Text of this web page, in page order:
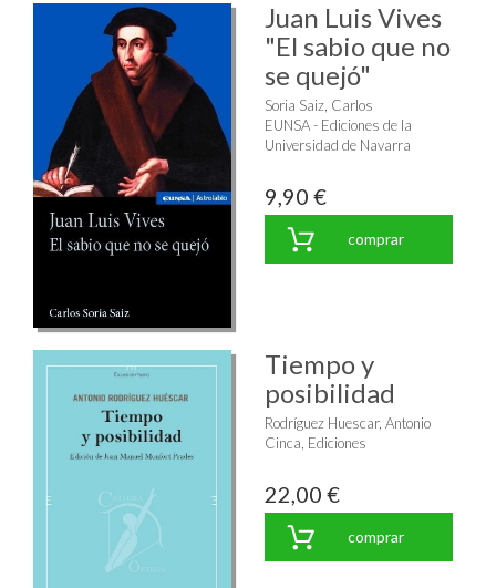
Juan Luis Vives
"El sabio que no
se quejó"
Soria Saiz, Carlos
EUNSA - Ediciones de la
Universidad de Navarra
9,90 €
comprar
Tiempo y
posibilidad
Rodríguez Huescar, Antonio
Cinca, Ediciones
22,00 €
comprar